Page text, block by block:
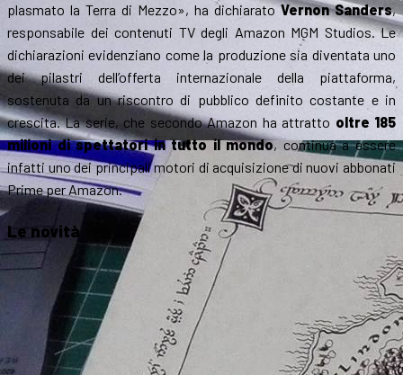
plasmato la Terra di Mezzo», ha dichiaratoVernon Sanders,
responsabile dei contenuti TV degli Amazon MGM Studios. Le
dichiarazioni evidenziano come la produzione sia diventata uno
dei pilastri dell’offerta internazionale della piattaforma,
sostenuta da un riscontro di pubblico definito costante e in
crescita. La serie, che secondo Amazon ha attratto oltre 185
milioni di spettatori in tutto il mondo, continua a essere
infatti uno dei principali motori di acquisizione di nuovi abbonati
Prime per Amazon.
Le novità